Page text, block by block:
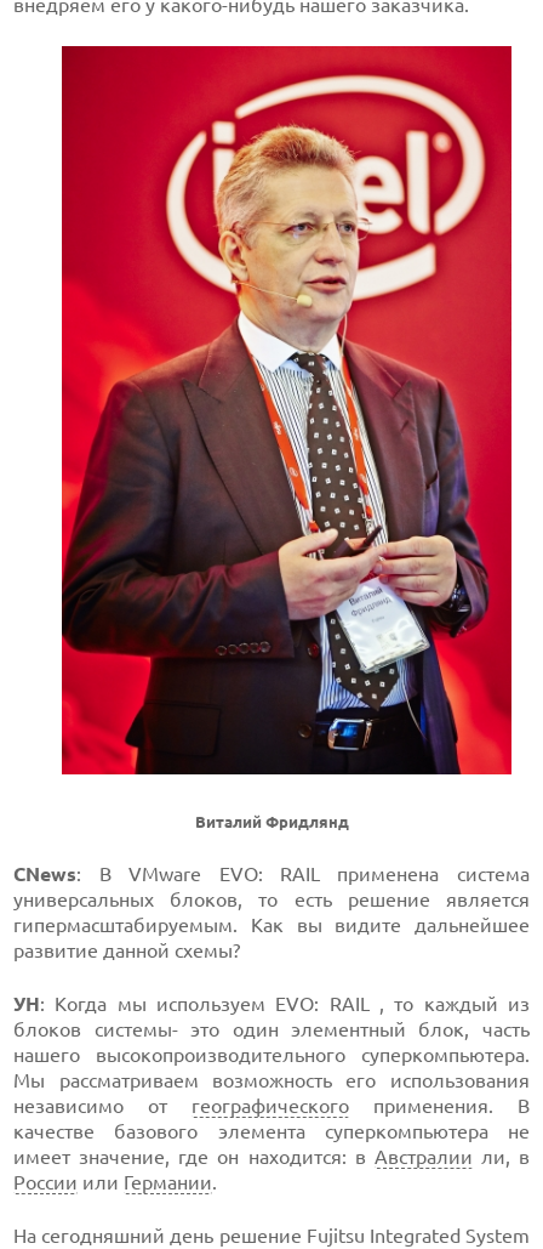
внедряем его у какого-нибудь нашего заказчика.
Виталий Фридлянд
CNews: В VMware EVO: RAIL применена система
универсальных блоков, то есть решение является
гипермасштабируемым. Как вы видите дальнейшее
развитие данной схемы?
УН: Когда мы используем EVO: RAIL , то каждый из
блоков системы- это один элементный блок, часть
нашего высокопроизводительного суперкомпьютера.
Мы рассматриваем возможность его использования
независимо от географического применения. В
качестве базового элемента суперкомпьютера не
имеет значение, где он находится: в Австралии ли, в
России или Германии.
На сегодняшний день решение Fujitsu Integrated System